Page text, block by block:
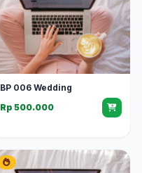
BP 006 Wedding
Rp 500.000